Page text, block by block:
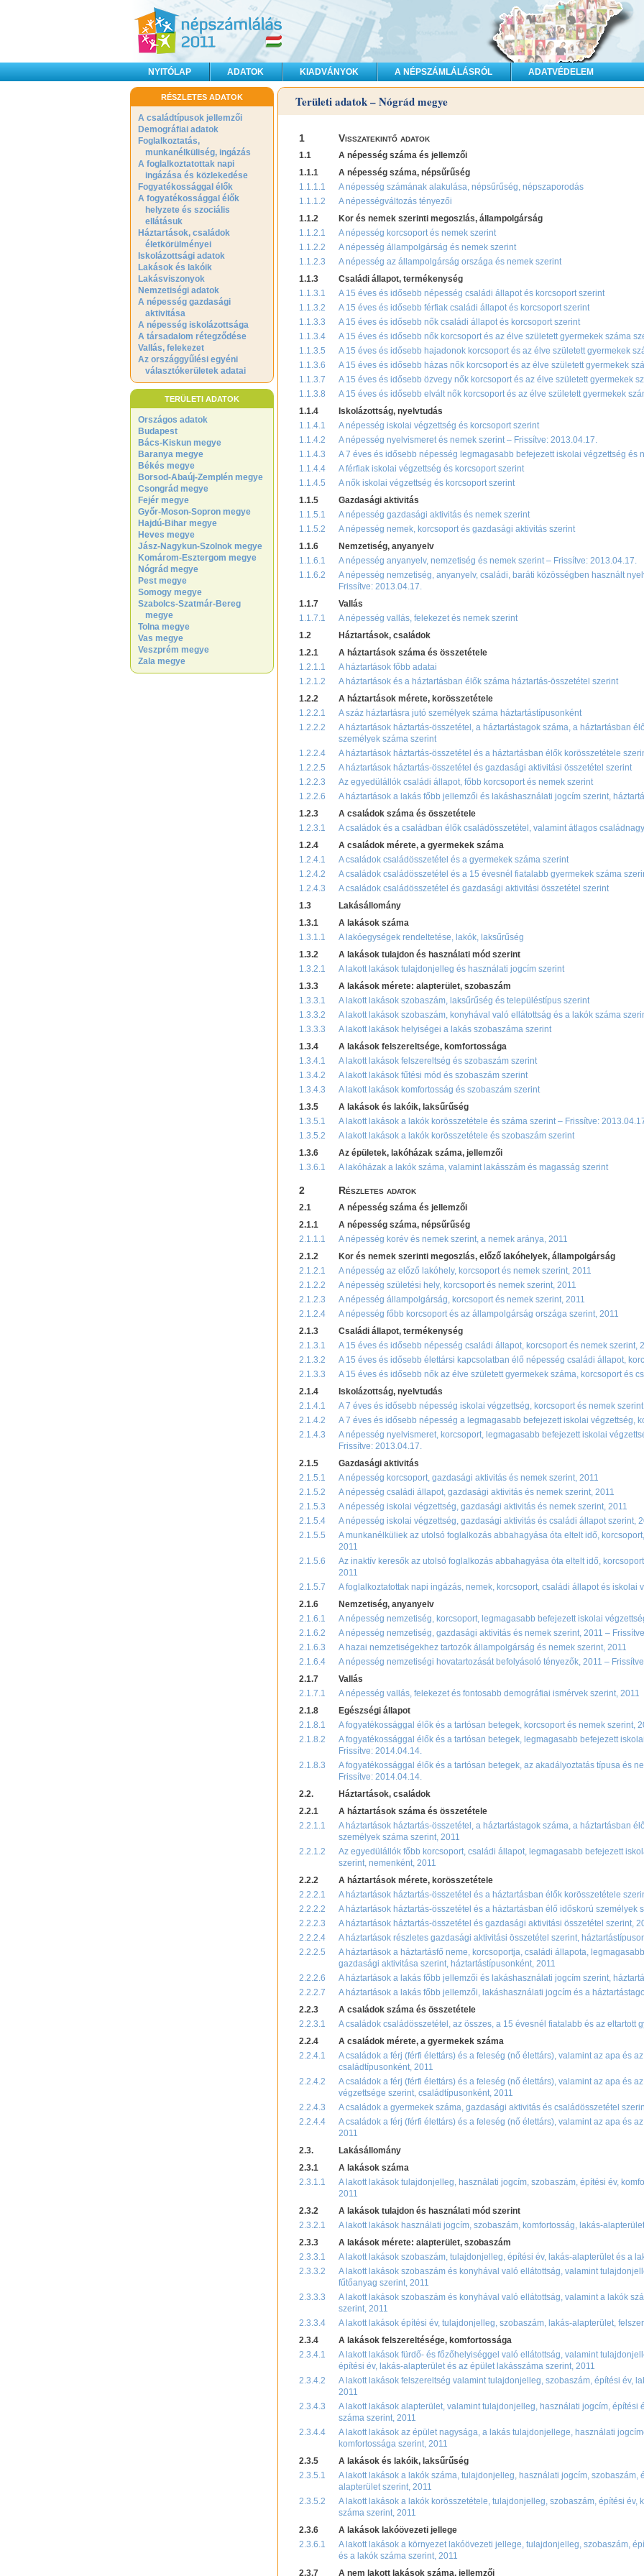
NYITÓLAP ADATOK KIADVÁNYOK A NÉPSZÁMLÁLÁSRÓL ADATVÉDELEM
RÉSZLETES ADATOK
A családtípusok jellemzői
Demográfiai adatok
Foglalkoztatás,
munkanélküliség, ingázás
A foglalkoztatottak napi
ingázása és közlekedése
Fogyatékossággal élők
A fogyatékossággal élők
helyzete és szociális
ellátásuk
Háztartások, családok
életkörülményei
Iskolázottsági adatok
Lakások és lakóik
Lakásviszonyok
Nemzetiségi adatok
A népesség gazdasági
aktivitása
A népesség iskolázottsága
A társadalom rétegződése
Vallás, felekezet
Az országgyűlési egyéni
választókerületek adatai
TERÜLETI ADATOK
Országos adatok
Budapest
Bács-Kiskun megye
Baranya megye
Békés megye
Borsod-Abaúj-Zemplén megye
Csongrád megye
Fejér megye
Győr-Moson-Sopron megye
Hajdú-Bihar megye
Heves megye
Jász-Nagykun-Szolnok megye
Komárom-Esztergom megye
Nógrád megye
Pest megye
Somogy megye
Szabolcs-Szatmár-Bereg
megye
Tolna megye
Vas megye
Veszprém megye
Zala megye
Területi adatok – Nógrád megye
1 Visszatekintő adatok
1.1
A népesség száma és jellemzői
1.1.1
A népesség száma, népsűrűség
1.1.1.1
A népesség számának alakulása, népsűrűség, népszaporodás
1.1.1.2
A népességváltozás tényezői
1.1.2
Kor és nemek szerinti megoszlás, állampolgárság
1.1.2.1
A népesség korcsoport és nemek szerint
1.1.2.2
A népesség állampolgárság és nemek szerint
1.1.2.3
A népesség az állampolgárság országa és nemek szerint
1.1.3
Családi állapot, termékenység
1.1.3.1
A 15 éves és idősebb népesség családi állapot és korcsoport szerint
1.1.3.2
A 15 éves és idősebb férfiak családi állapot és korcsoport szerint
1.1.3.3
A 15 éves és idősebb nők családi állapot és korcsoport szerint
1.1.3.4
A 15 éves és idősebb nők korcsoport és az élve született gyermekek száma
1.1.3.5
A 15 éves és idősebb hajadonok korcsoport és az élve született gyermekek
1.1.3.6
A 15 éves és idősebb házas nők korcsoport és az élve született gyermekek
1.1.3.7
A 15 éves és idősebb özvegy nők korcsoport és az élve született gyermekek
1.1.3.8
A 15 éves és idősebb elvált nők korcsoport és az élve született gyermekek
1.1.4
Iskolázottság, nyelvtudás
1.1.4.1
A népesség iskolai végzettség és korcsoport szerint
1.1.4.2
A népesség nyelvismeret és nemek szerint – Frissítve: 2013.04.17.
1.1.4.3
A 7 éves és idősebb népesség legmagasabb befejezett iskolai végzettség és
1.1.4.4
A férfiak iskolai végzettség és korcsoport szerint
1.1.4.5
A nők iskolai végzettség és korcsoport szerint
1.1.5
Gazdasági aktivitás
1.1.5.1
A népesség gazdasági aktivitás és nemek szerint
1.1.5.2
A népesség nemek, korcsoport és gazdasági aktivitás szerint
1.1.6
Nemzetiség, anyanyelv
1.1.6.1
A népesség anyanyelv, nemzetiség és nemek szerint – Frissítve: 2013.04.17.
1.1.6.2
A népesség nemzetiség, anyanyelv, családi, baráti közösségben használt
Frissítve: 2013.04.17.
1.1.7
Vallás
1.1.7.1
A népesség vallás, felekezet és nemek szerint
1.2
Háztartások, családok
1.2.1
A háztartások száma és összetétele
1.2.1.1
A háztartások főbb adatai
1.2.1.2
A háztartások és a háztartásban élők száma háztartás-összetétel szerint
1.2.2
A háztartások mérete, korösszetétele
1.2.2.1
A száz háztartásra jutó személyek száma háztartástípusonként
1.2.2.2
A háztartások háztartás-összetétel, a háztartástagok száma, a háztartásban
személyek száma szerint
1.2.2.4
A háztartások háztartás-összetétel és a háztartásban élők korösszetétele
1.2.2.5
A háztartások háztartás-összetétel és gazdasági aktivitási összetétel szerint
1.2.2.3
Az egyedülállók családi állapot, főbb korcsoport és nemek szerint
1.2.2.6
A háztartások a lakás főbb jellemzői és lakáshasználati jogcím szerint,
1.2.3
A családok száma és összetétele
1.2.3.1
A családok és a családban élők családösszetétel, valamint átlagos
1.2.4
A családok mérete, a gyermekek száma
1.2.4.1
A családok családösszetétel és a gyermekek száma szerint
1.2.4.2
A családok családösszetétel és a 15 évesnél fiatalabb gyermekek száma
1.2.4.3
A családok családösszetétel és gazdasági aktivitási összetétel szerint
1.3
Lakásállomány
1.3.1
A lakások száma
1.3.1.1
A lakóegységek rendeltetése, lakók, laksűrűség
1.3.2
A lakások tulajdon és használati mód szerint
1.3.2.1
A lakott lakások tulajdonjelleg és használati jogcím szerint
1.3.3
A lakások mérete: alapterület, szobaszám
1.3.3.1
A lakott lakások szobaszám, laksűrűség és településtípus szerint
1.3.3.2
A lakott lakások szobaszám, konyhával való ellátottság és a lakók száma
1.3.3.3
A lakott lakások helyiségei a lakás szobaszáma szerint
1.3.4
A lakások felszereltsége, komfortossága
1.3.4.1
A lakott lakások felszereltség és szobaszám szerint
1.3.4.2
A lakott lakások fűtési mód és szobaszám szerint
1.3.4.3
A lakott lakások komfortosság és szobaszám szerint
1.3.5
A lakások és lakóik, laksűrűség
1.3.5.1
A lakott lakások a lakók korösszetétele és száma szerint – Frissítve:
1.3.5.2
A lakott lakások a lakók korösszetétele és szobaszám szerint
1.3.6
Az épületek, lakóházak száma, jellemzői
1.3.6.1
A lakóházak a lakók száma, valamint lakásszám és magasság szerint
2 Részletes adatok
2.1
A népesség száma és jellemzői
2.1.1
A népesség száma, népsűrűség
2.1.1.1
A népesség korév és nemek szerint, a nemek aránya, 2011
2.1.2
Kor és nemek szerinti megoszlás, előző lakóhelyek, állampolgárság
2.1.2.1
A népesség az előző lakóhely, korcsoport és nemek szerint, 2011
2.1.2.2
A népesség születési hely, korcsoport és nemek szerint, 2011
2.1.2.3
A népesség állampolgárság, korcsoport és nemek szerint, 2011
2.1.2.4
A népesség főbb korcsoport és az állampolgárság országa szerint, 2011
2.1.3
Családi állapot, termékenység
2.1.3.1
A 15 éves és idősebb népesség családi állapot, korcsoport és nemek szerint,
2.1.3.2
A 15 éves és idősebb élettársi kapcsolatban élő népesség családi állapot,
2.1.3.3
A 15 éves és idősebb nők az élve született gyermekek száma, korcsoport és
2.1.4
Iskolázottság, nyelvtudás
2.1.4.1
A 7 éves és idősebb népesség iskolai végzettség, korcsoport és nemek
2.1.4.2
A 7 éves és idősebb népesség a legmagasabb befejezett iskolai végzettség,
2.1.4.3
A népesség nyelvismeret, korcsoport, legmagasabb befejezett iskolai
Frissítve: 2013.04.17.
2.1.5
Gazdasági aktivitás
2.1.5.1
A népesség korcsoport, gazdasági aktivitás és nemek szerint, 2011
2.1.5.2
A népesség családi állapot, gazdasági aktivitás és nemek szerint, 2011
2.1.5.3
A népesség iskolai végzettség, gazdasági aktivitás és nemek szerint, 2011
2.1.5.4
A népesség iskolai végzettség, gazdasági aktivitás és családi állapot szerint,
2.1.5.5
A munkanélküliek az utolsó foglalkozás abbahagyása óta eltelt idő,
2011
2.1.5.6
Az inaktív keresők az utolsó foglalkozás abbahagyása óta eltelt idő,
2011
2.1.5.7
A foglalkoztatottak napi ingázás, nemek, korcsoport, családi állapot és iskolai
2.1.6
Nemzetiség, anyanyelv
2.1.6.1
A népesség nemzetiség, korcsoport, legmagasabb befejezett iskolai
2.1.6.2
A népesség nemzetiség, gazdasági aktivitás és nemek szerint, 2011 –
2.1.6.3
A hazai nemzetiségekhez tartozók állampolgárság és nemek szerint, 2011
2.1.6.4
A népesség nemzetiségi hovatartozását befolyásoló tényezők, 2011 –
2.1.7
Vallás
2.1.7.1
A népesség vallás, felekezet és fontosabb demográfiai ismérvek szerint, 2011
2.1.8
Egészségi állapot
2.1.8.1
A fogyatékossággal élők és a tartósan betegek, korcsoport és nemek szerint,
2.1.8.2
A fogyatékossággal élők és a tartósan betegek, legmagasabb befejezett
Frissítve: 2014.04.14.
2.1.8.3
A fogyatékossággal élők és a tartósan betegek, az akadályoztatás típusa és
Frissítve: 2014.04.14.
2.2.
Háztartások, családok
2.2.1
A háztartások száma és összetétele
2.2.1.1
A háztartások háztartás-összetétel, a háztartástagok száma, a háztartásban
személyek száma szerint, 2011
2.2.1.2
Az egyedülállók főbb korcsoport, családi állapot, legmagasabb befejezett
szerint, nemenként, 2011
2.2.2
A háztartások mérete, korösszetétele
2.2.2.1
A háztartások háztartás-összetétel és a háztartásban élők korösszetétele
2.2.2.2
A háztartások háztartás-összetétel és a háztartásban élő időskorú személyek
2.2.2.3
A háztartások háztartás-összetétel és gazdasági aktivitási összetétel szerint,
2.2.2.4
A háztartások részletes gazdasági aktivitási összetétel szerint,
2.2.2.5
A háztartások a háztartásfő neme, korcsoportja, családi állapota,
gazdasági aktivitása szerint, háztartástípusonként, 2011
2.2.2.6
A háztartások a lakás főbb jellemzői és lakáshasználati jogcím szerint,
2.2.2.7
A háztartások a lakás főbb jellemzői, lakáshasználati jogcím és a
2.2.3
A családok száma és összetétele
2.2.3.1
A családok családösszetétel, az összes, a 15 évesnél fiatalabb és az eltartott
2.2.4
A családok mérete, a gyermekek száma
2.2.4.1
A családok a férj (férfi élettárs) és a feleség (nő élettárs), valamint az apa és
családtípusonként, 2011
2.2.4.2
A családok a férj (férfi élettárs) és a feleség (nő élettárs), valamint az apa és
végzettsége szerint, családtípusonként, 2011
2.2.4.3
A családok a gyermekek száma, gazdasági aktivitás és családösszetétel
2.2.4.4
A családok a férj (férfi élettárs) és a feleség (nő élettárs), valamint az apa és
2011
2.3.
Lakásállomány
2.3.1
A lakások száma
2.3.1.1
A lakott lakások tulajdonjelleg, használati jogcím, szobaszám, építési év,
2011
2.3.2
A lakások tulajdon és használati mód szerint
2.3.2.1
A lakott lakások használati jogcím, szobaszám, komfortosság, lakás-
2.3.3
A lakások mérete: alapterület, szobaszám
2.3.3.1
A lakott lakások szobaszám, tulajdonjelleg, építési év, lakás-alapterület és a
2.3.3.2
A lakott lakások szobaszám és konyhával való ellátottság, valamint
fűtőanyag szerint, 2011
2.3.3.3
A lakott lakások szobaszám és konyhával való ellátottság, valamint a lakók
szerint, 2011
2.3.3.4
A lakott lakások építési év, tulajdonjelleg, szobaszám, lakás-alapterület,
2.3.4
A lakások felszereltésége, komfortossága
2.3.4.1
A lakott lakások fürdő- és főzőhelyiséggel való ellátottság, valamint
építési év, lakás-alapterület és az épület lakásszáma szerint, 2011
2.3.4.2
A lakott lakások felszereltség valamint tulajdonjelleg, szobaszám, építési év,
2011
2.3.4.3
A lakott lakások alapterület, valamint tulajdonjelleg, használati jogcím, építési
száma szerint, 2011
2.3.4.4
A lakott lakások az épület nagysága, a lakás tulajdonjellege, használati
komfortossága szerint, 2011
2.3.5
A lakások és lakóik, laksűrűség
2.3.5.1
A lakott lakások a lakók száma, tulajdonjelleg, használati jogcím, szobaszám,
alapterület szerint, 2011
2.3.5.2
A lakott lakások a lakók korösszetétele, tulajdonjelleg, szobaszám, építési év,
száma szerint, 2011
2.3.6
A lakások lakóövezeti jellege
2.3.6.1
A lakott lakások a környezet lakóövezeti jellege, tulajdonjelleg, szobaszám,
és a lakók száma szerint, 2011
2.3.7
A nem lakott lakások száma, jellemzői